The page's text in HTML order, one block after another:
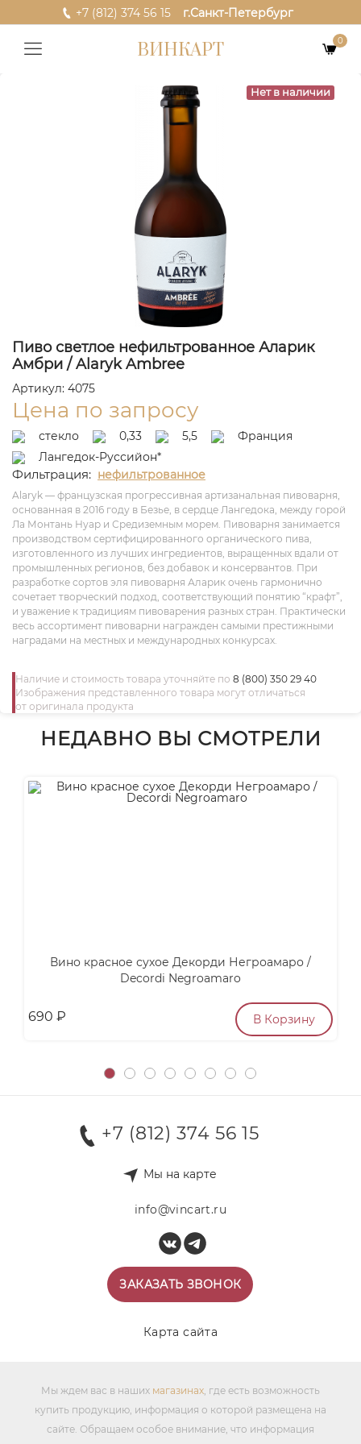
+7 (812) 374 56 15 г.Санкт-Петербург
ВИНКАРТ 0
Нет в наличии
Пиво светлое нефильтрованное Аларик
Амбри / Alaryk Ambree
Артикул: 4075
Цена по запросу
стекло 0,33 5,5
Франция
Лангедок-Руссийон*
Фильтрация: нефильтрованное
Alaryk — французская прогрессивная артизанальная пивоварня,
основанная в 2016 году в Безье, в сердце Лангедока, между горой
Ла Монтань Нуар и Средиземным морем. Пивоварня занимается
производством сертифицированного органического пива,
изготовленного из лучших ингредиентов, выращенных вдали от
промышленных регионов, без добавок и консервантов. При
разработке сортов эля пивоварня Аларик очень гармонично
сочетает творческий подход, соответствующий понятию “крафт”,
и уважение к традициям пивоварения разных стран. Практически
весь ассортимент пивоварни награжден самыми престижными
наградами на местных и международных конкурсах.
Наличие и стоимость товара уточняйте по 8 (800) 350 29 40
Изображения представленного товара могут отличаться
от оригинала продукта
НЕДАВНО ВЫ СМОТРЕЛИ
Вино красное сухое Декорди Негроамаро /
Decordi Negroamaro
690 ₽ В Корзину
+7 (812) 374 56 15
Мы на карте
info@vincart.ru
ЗАКАЗАТЬ ЗВОНОК
Карта сайта
Мы ждем вас в наших магазинах, где есть возможность
купить продукцию, информация о которой размещена на
сайте. Обращаем особое внимание, что информация